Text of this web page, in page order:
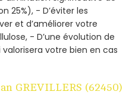
25%), - D’éviter les
et d’améliorer votre
- D’une évolution de
votre bien en cas
GREVILLERS (62450)